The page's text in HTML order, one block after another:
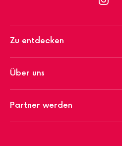
Zu entdecken
Über uns
Partner werden